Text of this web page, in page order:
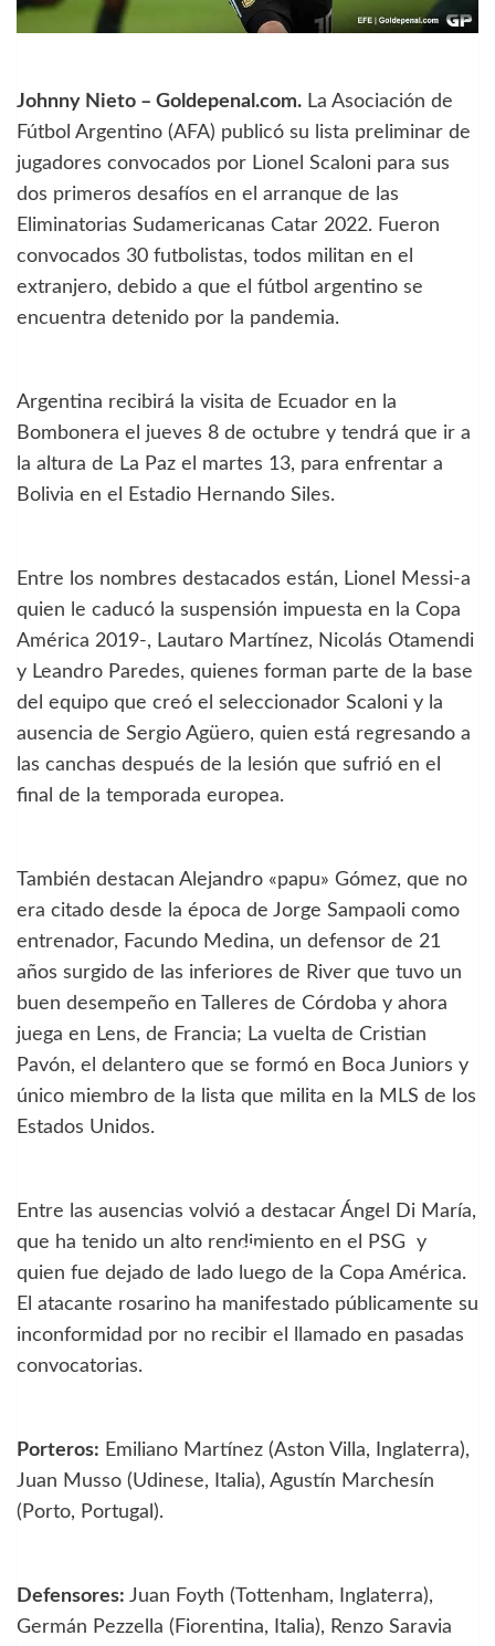
Johnny Nieto – Goldepenal.com. La Asociación de
Fútbol Argentino (AFA) publicó su lista preliminar de
jugadores convocados por Lionel Scaloni para sus
dos primeros desafíos en el arranque de las
Eliminatorias Sudamericanas Catar 2022. Fueron
convocados 30 futbolistas, todos militan en el
extranjero, debido a que el fútbol argentino se
encuentra detenido por la pandemia.
Argentina recibirá la visita de Ecuador en la
Bombonera el jueves 8 de octubre y tendrá que ir a
la altura de La Paz el martes 13, para enfrentar a
Bolivia en el Estadio Hernando Siles.
Entre los nombres destacados están, Lionel Messi-a
quien le caducó la suspensión impuesta en la Copa
América 2019-, Lautaro Martínez, Nicolás Otamendi
y Leandro Paredes, quienes forman parte de la base
del equipo que creó el seleccionador Scaloni y la
ausencia de Sergio Agüero, quien está regresando a
las canchas después de la lesión que sufrió en el
final de la temporada europea.
También destacan Alejandro «papu» Gómez, que no
era citado desde la época de Jorge Sampaoli como
entrenador, Facundo Medina, un defensor de 21
años surgido de las inferiores de River que tuvo un
buen desempeño en Talleres de Córdoba y ahora
juega en Lens, de Francia; La vuelta de Cristian
Pavón, el delantero que se formó en Boca Juniors y
único miembro de la lista que milita en la MLS de los
Estados Unidos.
Entre las ausencias volvió a destacar Ángel Di María,
que ha tenido un alto rendimiento en el PSG y
quien fue dejado de lado luego de la Copa América.
El atacante rosarino ha manifestado públicamente su
inconformidad por no recibir el llamado en pasadas
convocatorias.
Porteros: Emiliano Martínez (Aston Villa, Inglaterra),
Juan Musso (Udinese, Italia), Agustín Marchesín
(Porto, Portugal).
Defensores: Juan Foyth (Tottenham, Inglaterra),
Germán Pezzella (Fiorentina, Italia), Renzo Saravia